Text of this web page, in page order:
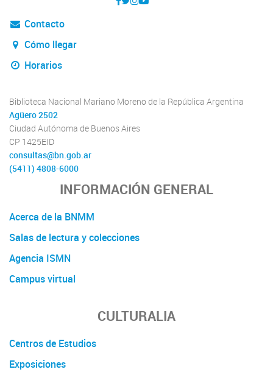
Contacto
Cómo llegar
Horarios
Biblioteca Nacional Mariano Moreno de la República Argentina
Agüero 2502
Ciudad Autónoma de Buenos Aires
CP 1425EID
consultas@bn.gob.ar
(5411) 4808-6000
INFORMACIÓN GENERAL
Acerca de la BNMM
Salas de lectura y colecciones
Agencia ISMN
Campus virtual
CULTURALIA
Centros de Estudios
Exposiciones